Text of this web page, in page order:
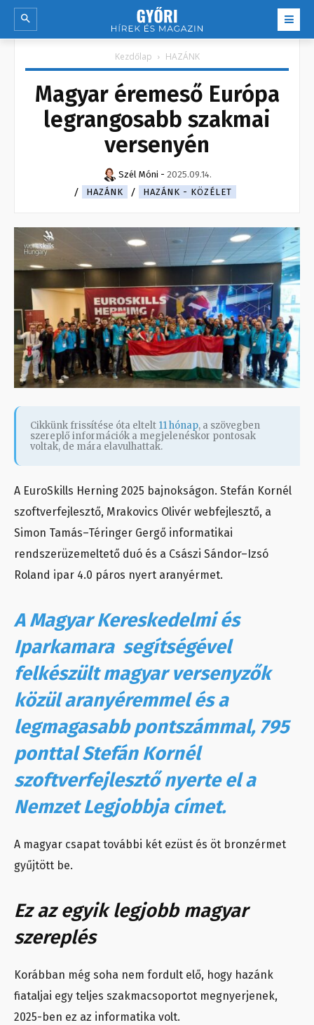
Kezdőlap HAZÁNK
Magyar éremeső Európa
legrangosabb szakmai
versenyén
Szél Móni - 2025.09.14.
HAZÁNK
HAZÁNK - KÖZÉLET
Cikkünk frissítése óta eltelt 11 hónap, a szövegben
szereplő információk a megjelenéskor pontosak
voltak, de mára elavulhattak.
A EuroSkills Herning 2025 bajnokságon. Stefán Kornél
szoftverfejlesztő, Mrakovics Olivér webfejlesztő, a
Simon Tamás–Téringer Gergő informatikai
rendszerüzemeltető duó és a Császi Sándor–Izsó
Roland ipar 4.0 páros nyert aranyérmet.
A Magyar Kereskedelmi és
Iparkamara segítségével
felkészült magyar versenyzők
közül aranyéremmel és a
legmagasabb pontszámmal, 795
ponttal Stefán Kornél
szoftverfejlesztő nyerte el a
Nemzet Legjobbja címet.
A magyar csapat további két ezüst és öt bronzérmet
gyűjtött be.
Ez az egyik legjobb magyar
szereplés
Korábban még soha nem fordult elő, hogy hazánk
fiataljai egy teljes szakmacsoportot megnyerjenek,
2025-ben ez az informatika volt.